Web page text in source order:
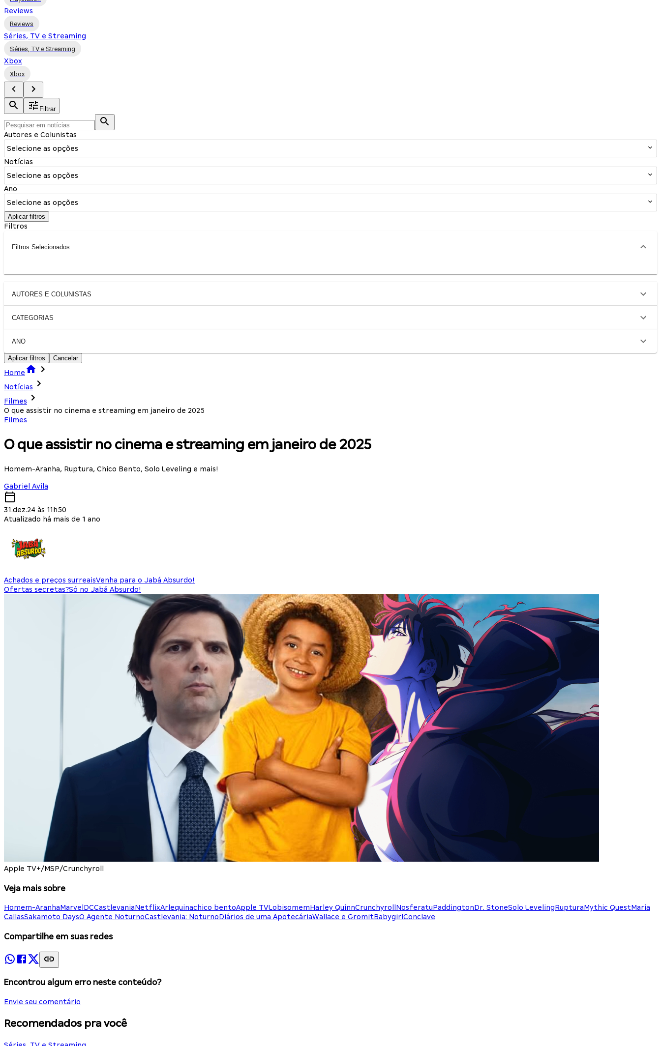
Reviews
Reviews
Séries, TV e Streaming
Séries, TV e Streaming
Xbox
Xbox
Filtrar
Autores e Colunistas
Selecione as opções
Notícias
Selecione as opções
Ano
Selecione as opções
Aplicar filtros
Filtros
Filtros Selecionados
AUTORES E COLUNISTAS
CATEGORIAS
ANO
Aplicar filtros Cancelar
Home
Notícias
Filmes
O que assistir no cinema e streaming em janeiro de 2025
Filmes
O que assistir no cinema e streaming em janeiro de 2025
Homem-Aranha, Ruptura, Chico Bento, Solo Leveling e mais!
Gabriel Avila
31.dez.24 às 11h50
Atualizado há mais de 1 ano
Achados e preços surreaisVenha para o Jabá Absurdo!
Ofertas secretas?Só no Jabá Absurdo!
Apple TV+/MSP/Crunchyroll
Veja mais sobre
Homem-AranhaMarvel DCCastlevaniaNetflixArlequinachico bentoApple TVLobisomemHarley QuinnCrunchyroll NosferatuPaddingtonDr. StoneSolo LevelingRupturaMythic QuestMaria
CallasSakamoto DaysO Agente NoturnoCastlevania: NoturnoDiários de uma ApotecáriaWallace e GromitBabygirl Conclave
Compartilhe em suas redes
Encontrou algum erro neste conteúdo?
Envie seu comentário
Recomendados pra você